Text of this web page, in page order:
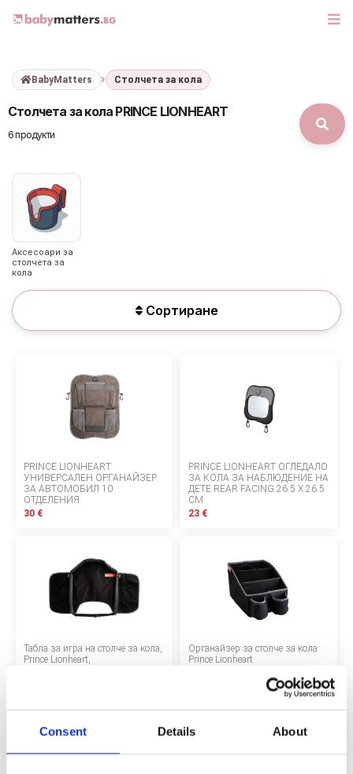
Consent Details About
МАРКИ
КОРИ ЗА АВТОМОБИЛИ
РАЗХОДКА
ДЕТСКИ МАНИВЕЛИ
ДЕТСКИ СУИНГЕР
МОНИТОРИ ЗА БЕБЕТА
ХРАНЕНЕ И РАЗНООБРАЗЯВАНЕ
КЪЩА И ПОЧИСТВАНЕ
ЛИЧНА ГРИЖА
За нас
BabyMatters Столчета за кола
Столчета за кола PRINCE LIONHEART
6 продукти
Аксесоари за
столчета за
кола
Сортиране
PRINCE LIONHEART
УНИВЕРСАЛЕН ОРГАНАЙЗЕР
ЗА АВТОМОБИЛ 10
ОТДЕЛЕНИЯ
30 €
PRINCE LIONHEART ОГЛЕДАЛО
ЗА КОЛА ЗА НАБЛЮДЕНИЕ НА
ДЕТЕ REAR FACING 26.5 X 26.5
CM
23 €
Табла за игра на столче за кола,
Prince Lionheart,
Органайзер за столче за кола
Prince Lionheart